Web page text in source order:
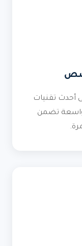
أحدث تقنيات
واسعة تضمن